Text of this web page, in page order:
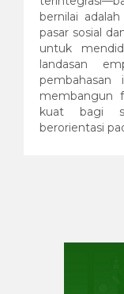
bernilai
pasar sosial
untuk
landasan
membangun
kuat bagi
berorientasi